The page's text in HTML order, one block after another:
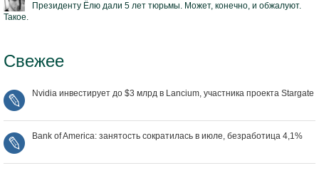
Президенту Ёлю дали 5 лет тюрьмы. Может, конечно, и обжалуют.
Такое.
Свежее
Nvidia инвестирует до $3 млрд в Lancium, участника проекта Stargate
Bank of America: занятость сократилась в июле, безработица 4,1%